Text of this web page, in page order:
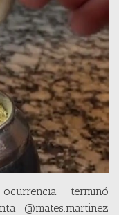
terminó
@mates.martinez